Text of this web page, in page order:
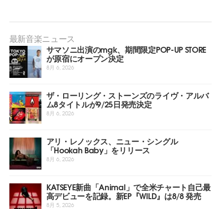
最新音楽ニュース
サマソニ出演のmgk、期間限定POP-UP STORE
が原宿にオープン決定
8月 6, 2026
ザ・ローリング・ストーンズのライヴ・アルバ
ム8タイトルが9/25日発売決定
8月 6, 2026
アリ・レノックス、ニュー・シングル
「Hookah Baby」をリリース
8月 6, 2026
KATSEYE新曲「Animal」で全米チャート自己最
高デビューを記録。新EP『WILD』は8/8 発売
8月 5, 2026